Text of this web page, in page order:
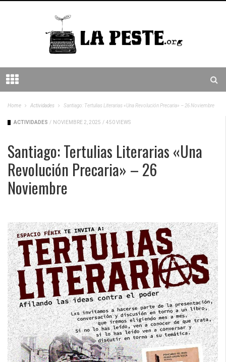
Home Actividades Santiago: Tertulias Literarias «Una Revolución Precaria» – 26 Noviembre
ACTIVIDADES / NOVIEMBRE 2, 2025 / 450 VIEWS
Santiago: Tertulias Literarias «Una
Revolución Precaria» – 26
Noviembre